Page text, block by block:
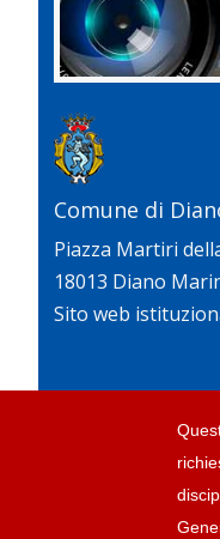
Comune di
Piazza Martiri
18013 Diano
Sito web